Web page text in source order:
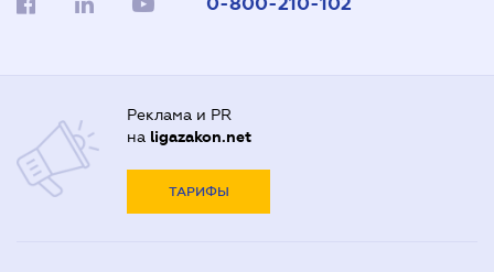
Реклама и PR
на ligazakon.net
ТАРИФЫ